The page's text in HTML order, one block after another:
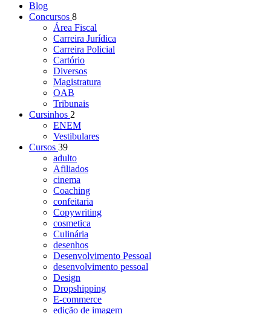
Blog
Concursos 8
Área Fiscal
Carreira Jurídica
Carreira Policial
Cartório
Diversos
Magistratura
OAB
Tribunais
Cursinhos 2
ENEM
Vestibulares
Cursos 39
adulto
Afiliados
cinema
Coaching
confeitaria
Copywriting
cosmetica
Culinária
desenhos
Desenvolvimento Pessoal
desenvolvimento pessoal
Design
Dropshipping
E-commerce
edição de imagem